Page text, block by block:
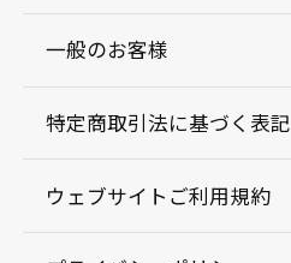
一般のお客様
特定商取引法に基づく表記
ウェブサイトご利用規約